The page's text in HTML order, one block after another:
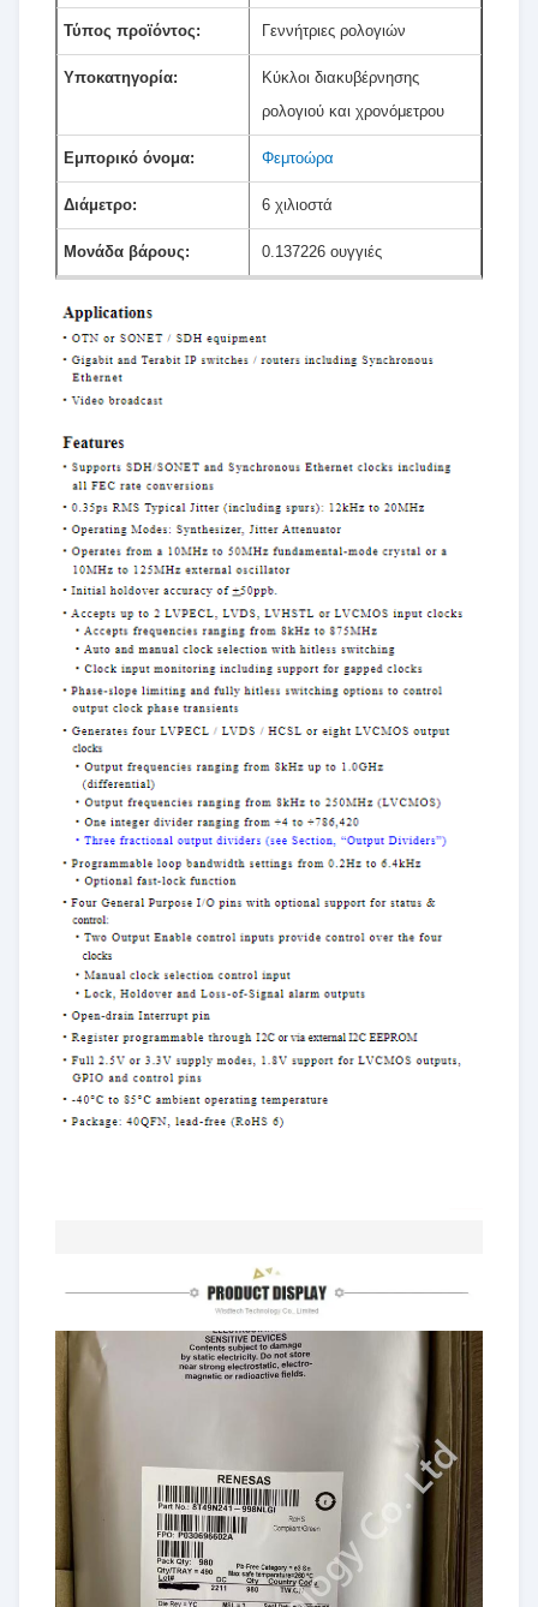
Τύπος προϊόντος: Γεννήτριες ρολογιών
Υποκατηγορία:
Κύκλοι διακυβέρνησης
ρολογιού και χρονόμετρου
Εμπορικό όνομα: Φεμτοώρα
Διάμετρο: 6 χιλιοστά
Μονάδα βάρους: 0.137226 ουγγιές